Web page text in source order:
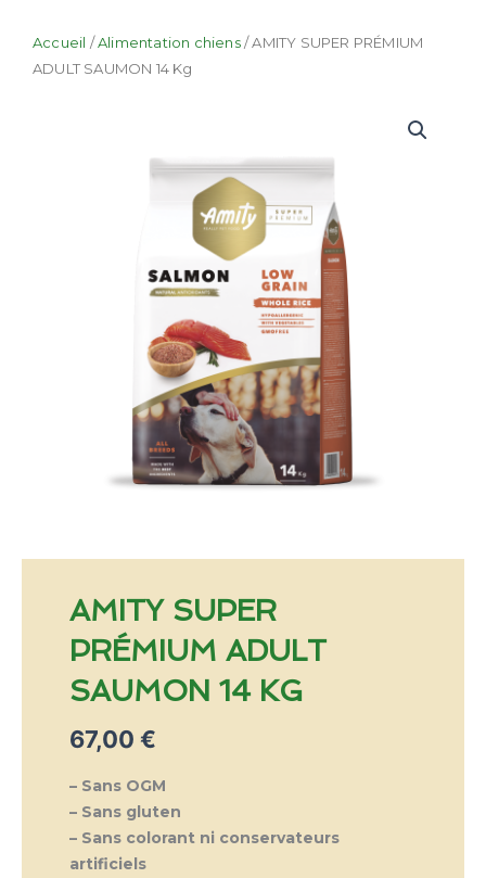
Accueil /Alimentation chiens/ AMITY SUPER PRÉMIUM
ADULT SAUMON 14 Kg
AMITY SUPER
PRÉMIUM ADULT
SAUMON 14 KG
67,00 €
– Sans OGM
– Sans gluten
– Sans colorant ni conservateurs
artificiels